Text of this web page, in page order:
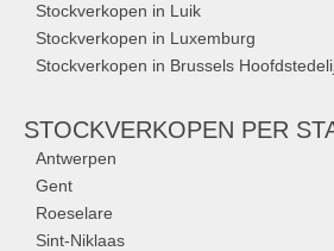
Stockverkopen in Luik
Stockverkopen in Luxemburg
Stockverkopen in Brussels
STOCKVERKOPEN PER
Antwerpen
Gent
Roeselare
Sint-Niklaas